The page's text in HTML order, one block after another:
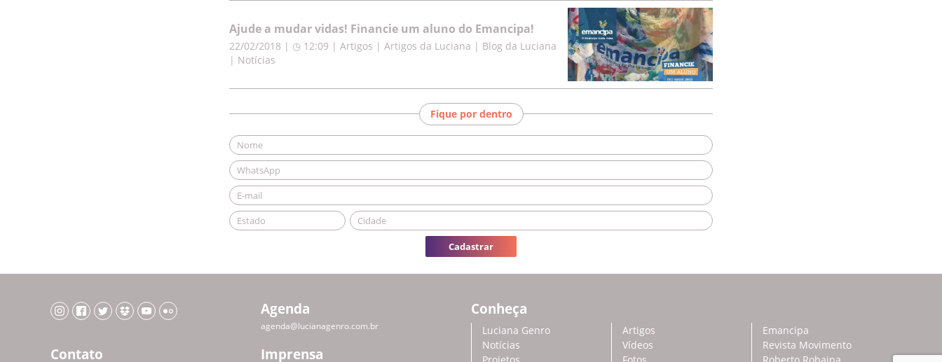
Ajude a mudar vidas! Financie um aluno do Emancipa!
22/02/2018 | ◷ 12:09 | Artigos | Artigos da Luciana | Blog da Luciana
| Notícias
Fique por dentro
Cadastrar
Agenda
agenda@lucianagenro.com.br
Contato Imprensa
Conheça
Luciana Genro
Notícias
Artigos
Vídeos
Emancipa
Revista Movimento